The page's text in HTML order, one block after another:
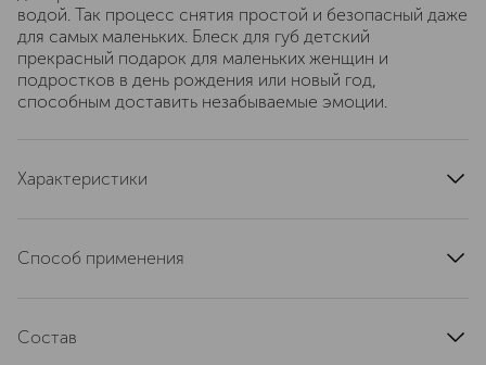
водой. Так процесс снятия простой и безопасный даже
для самых маленьких. Блеск для губ детский
прекрасный подарок для маленьких женщин и
подростков в день рождения или новый год,
способным доставить незабываемые эмоции.
Характеристики
артикул
Способ применения
Состав